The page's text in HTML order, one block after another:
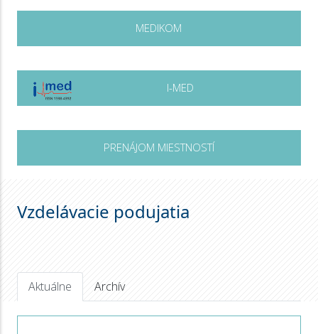
MEDIKOM
I-MED
PRENÁJOM MIESTNOSTÍ
Vzdelávacie podujatia
Aktuálne Archív